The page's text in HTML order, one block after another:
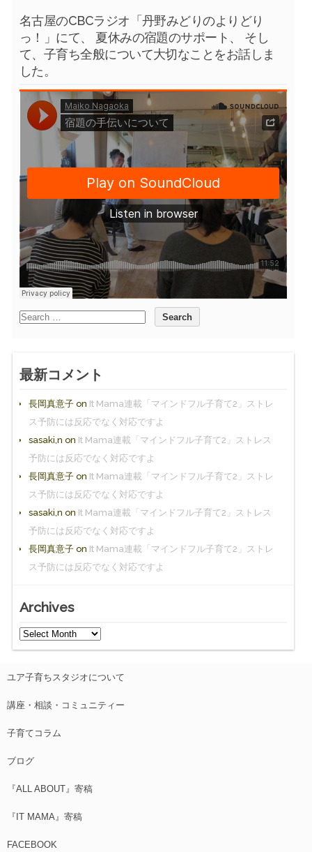
名古屋のCBCラジオ「丹野みどりのよりどり
っ！」にて、 夏休みの宿題のサポート、 そし
て、子育ち全般について大切なことをお話しま
した。
最新コメント
長岡真意子on It Mama連載「マインドフル子育て2」ストレ
ス予防には反応でなく対応ですよ
sasaki,n on It Mama連載「マインドフル子育て2」ストレス
予防には反応でなく対応ですよ
長岡真意子on It Mama連載「マインドフル子育て2」ストレ
ス予防には反応でなく対応ですよ
sasaki,n on It Mama連載「マインドフル子育て2」ストレス
予防には反応でなく対応ですよ
長岡真意子on It Mama連載「マインドフル子育て2」ストレ
ス予防には反応でなく対応ですよ
Archives
ユア子育ちスタジオについて
講座・相談・コミュニティー
子育てコラム
ブログ
『ALL ABOUT』寄稿
『IT MAMA』寄稿
FACEBOOK